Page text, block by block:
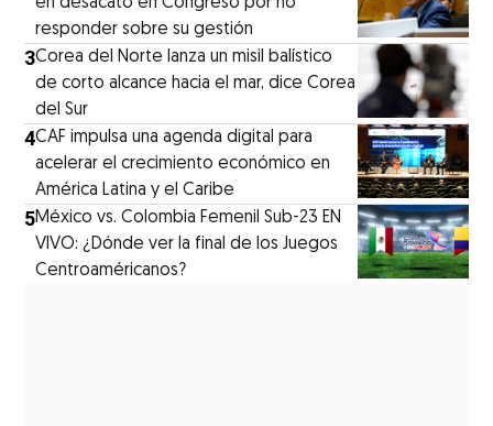
responder sobre su gestión
3Corea del Norte lanza un misil balístico
de corto alcance hacia el mar, dice Corea
del Sur
4CAF impulsa una agenda digital para
acelerar el crecimiento económico en
América Latina y el Caribe
5México vs. Colombia Femenil Sub-23 EN
VIVO: ¿Dónde ver la final de los Juegos
Centroaméricanos?